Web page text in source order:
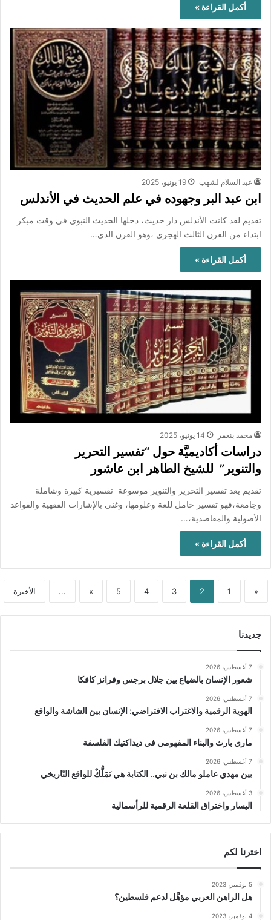
أكمل القراءة »
عبد السلام لشهب 19 يونيو، 2025
ابن عبد البر وجهوده في علم الحديث في الأندلس
تقديم لقد كانت الأندلس دار حديث، دخلها الحديث النبوي في وقت مبكر
ابتداء من القرن الثالث الهجري ،وهو القرن الذي…
أكمل القراءة »
محمد بنعمر 14 يونيو، 2025
دراسات أكاديميَّة حول “تفسير التحرير
والتنوير” للشيخ الطاهر ابن عاشور
تقديم يعد تفسير التحرير والتنوير موسوعة تفسيرية كبيرة وشاملة
وجامعة،فهو تفسير حامل للغة وعلومها، وغني بالإشارات الفقهية والقواعد
الأصولية والمقاصدية،…
أكمل القراءة »
«
1
2
3
4
5
»
... الأخيرة
جديدنا
7 أغسطس، 2026
شعور الإنسان بالضياع بين جلال برجس وفرانز كافكا
7 أغسطس، 2026
الهوية الرقمية والاغتراب الافتراضي: الإنسان بين الشاشة والواقع
7 أغسطس، 2026
ماري بارث والبناء المفهومي في ديداكتيك الفلسفة
7 أغسطس، 2026
بين مهدي عاملو مالك بن نبي.. الكتابة هي تَمَلُّكٌ للواقع التّاريخي
3 أغسطس، 2026
اليسار واختراق القلعة الرقمية للرأسمالية
اخترنا لكم
5 نوفمبر، 2023
هل الراهن العربي مؤهَّل لدعم فلسطين؟
4 نوفمبر، 2023